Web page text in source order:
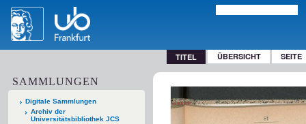
TITEL ÜBERSICHT SEITE
SAMMLUNGEN
Digitale Sammlungen
Archiv der
Universitätsbibliothek JCS